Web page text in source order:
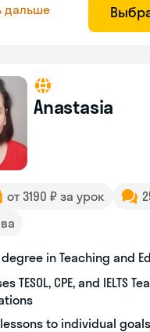
дальше
Anastasia
от 3190 ₽ за урок
degree in Teaching and
TESOL, CPE, and IELTS
to individual